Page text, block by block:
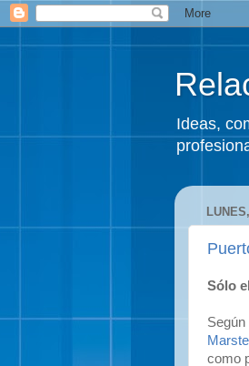
Ideas,
Sólo
como